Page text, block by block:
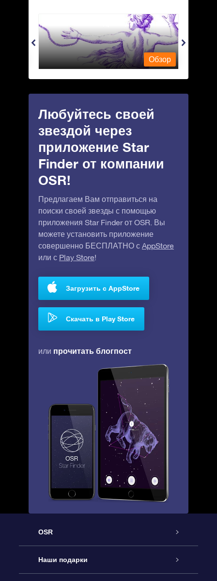
Andromeda - Андромеда
Обзор
Любуйтесь своей
звездой через
приложение Star
Finder от компании
OSR!
Предлагаем Вам отправиться на
поиски своей звезды с помощью
приложения Star Finder от OSR. Вы
можете установить приложение
совершенно БЕСПЛАТНО с AppStore
или с Play Store!
Загрузить с AppStore
Скачать в Play Store
или прочитать блогпост
OSR
Обслуживание
Наши подарки